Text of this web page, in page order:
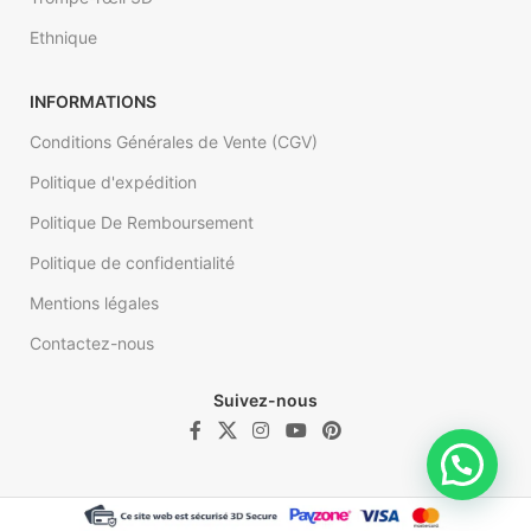
Ethnique
INFORMATIONS
Conditions Générales de Vente (CGV)
Politique d'expédition
Politique De Remboursement
Politique de confidentialité
Mentions légales
Contactez-nous
Suivez-nous